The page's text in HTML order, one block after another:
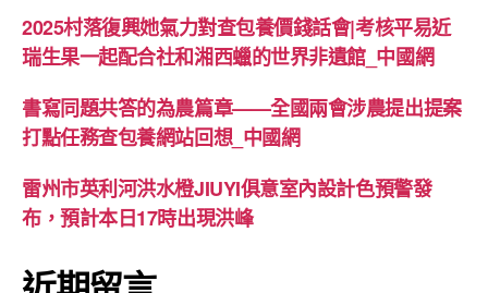
2025村落復興她氣力對查包養價錢話會|考核平易近
瑞生果一起配合社和湘西蠟的世界非遺館_中國網
書寫同題共答的為農篇章——全國兩會涉農提出提案
打點任務查包養網站回想_中國網
雷州市英利河洪水橙JIUYI俱意室內設計色預警發
布，預計本日17時出現洪峰